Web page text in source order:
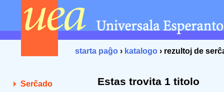
starta paĝo › katalogo › rezultoj de
Serĉado
Estas trovita 1 titolo